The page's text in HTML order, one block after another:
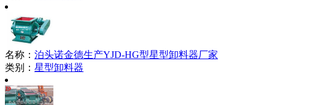
名称： 泊头诺金德生产YJD-HG型星型卸料器厂家
类别： 星型卸料器